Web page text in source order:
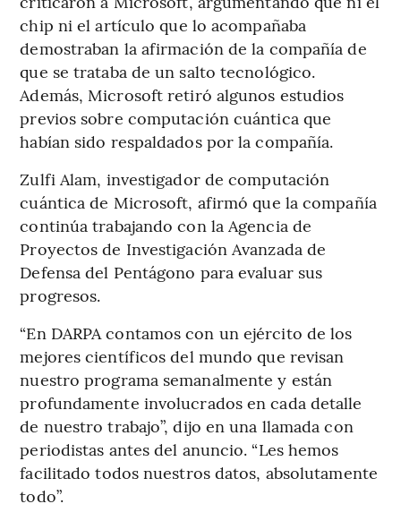
chip ni el artículo que lo acompañaba
demostraban la afirmación de la compañía de
que se trataba de un salto tecnológico.
Además, Microsoft retiró algunos estudios
previos sobre computación cuántica que
habían sido respaldados por la compañía.
Zulfi Alam, investigador de computación
cuántica de Microsoft, afirmó que la compañía
continúa trabajando con la Agencia de
Proyectos de Investigación Avanzada de
Defensa del Pentágono para evaluar sus
progresos.
“En DARPA contamos con un ejército de los
mejores científicos del mundo que revisan
nuestro programa semanalmente y están
profundamente involucrados en cada detalle
de nuestro trabajo”, dijo en una llamada con
periodistas antes del anuncio. “Les hemos
facilitado todos nuestros datos, absolutamente
todo”.